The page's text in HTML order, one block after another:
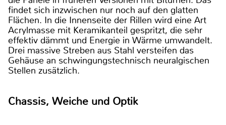
findet sich inzwischen nur noch auf den glatten
Flächen. In die Innenseite der Rillen wird eine Art
Acrylmasse mit Keramikanteil gespritzt, die sehr
effektiv dämmt und Energie in Wärme umwandelt.
Drei massive Streben aus Stahl versteifen das
Gehäuse an schwingungstechnisch neuralgischen
Stellen zusätzlich.
Chassis, Weiche und Optik